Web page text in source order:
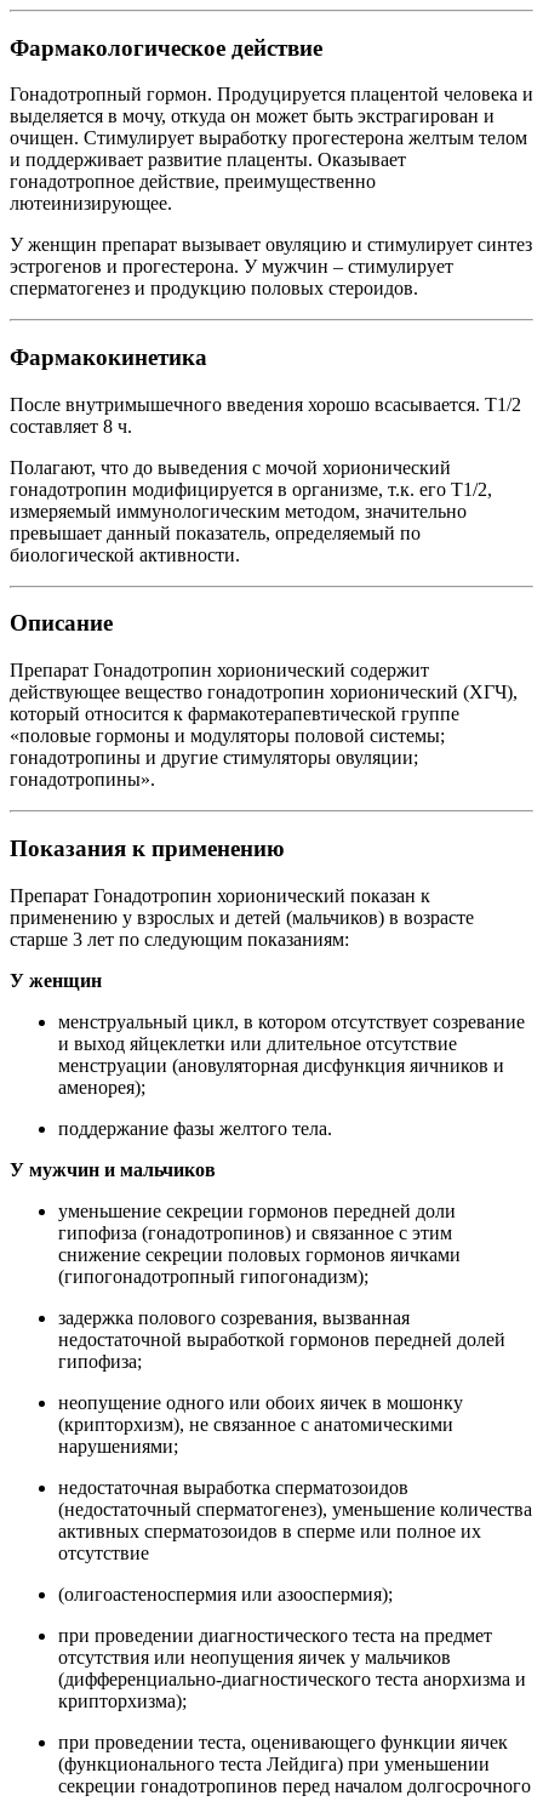
Фармакологическое действие
Гонадотропный гормон. Продуцируется плацентой человека и
выделяется в мочу, откуда он может быть экстрагирован и
очищен. Стимулирует выработку прогестерона желтым телом
и поддерживает развитие плаценты. Оказывает
гонадотропное действие, преимущественно
лютеинизирующее.
У женщин препарат вызывает овуляцию и стимулирует синтез
эстрогенов и прогестерона. У мужчин – стимулирует
сперматогенез и продукцию половых стероидов.
Фармакокинетика
После внутримышечного введения хорошо всасывается. T1/2
составляет 8 ч.
Полагают, что до выведения с мочой хорионический
гонадотропин модифицируется в организме, т.к. его T1/2,
измеряемый иммунологическим методом, значительно
превышает данный показатель, определяемый по
биологической активности.
Описание
Препарат Гонадотропин хорионический содержит
действующее вещество гонадотропин хорионический (ХГЧ),
который относится к фармакотерапевтической группе
«половые гормоны и модуляторы половой системы;
гонадотропины и другие стимуляторы овуляции;
гонадотропины».
Показания к применению
Препарат Гонадотропин хорионический показан к
применению у взрослых и детей (мальчиков) в возрасте
старше 3 лет по следующим показаниям:
У женщин
менструальный цикл, в котором отсутствует созревание
и выход яйцеклетки или длительное отсутствие
менструации (ановуляторная дисфункция яичников и
аменорея);
поддержание фазы желтого тела.
У мужчин и мальчиков
уменьшение секреции гормонов передней доли
гипофиза (гонадотропинов) и связанное с этим
снижение секреции половых гормонов яичками
(гипогонадотропный гипогонадизм);
задержка полового созревания, вызванная
недостаточной выработкой гормонов передней долей
гипофиза;
неопущение одного или обоих яичек в мошонку
(крипторхизм), не связанное с анатомическими
нарушениями;
недостаточная выработка сперматозоидов
(недостаточный сперматогенез), уменьшение количества
активных сперматозоидов в сперме или полное их
отсутствие
(олигоастеноспермия или азооспермия);
при проведении диагностического теста на предмет
отсутствия или неопущения яичек у мальчиков
(дифференциально-диагностического теста анорхизма и
крипторхизма);
при проведении теста, оценивающего функции яичек
(функционального теста Лейдига) при уменьшении
секреции гонадотропинов перед началом долгосрочного